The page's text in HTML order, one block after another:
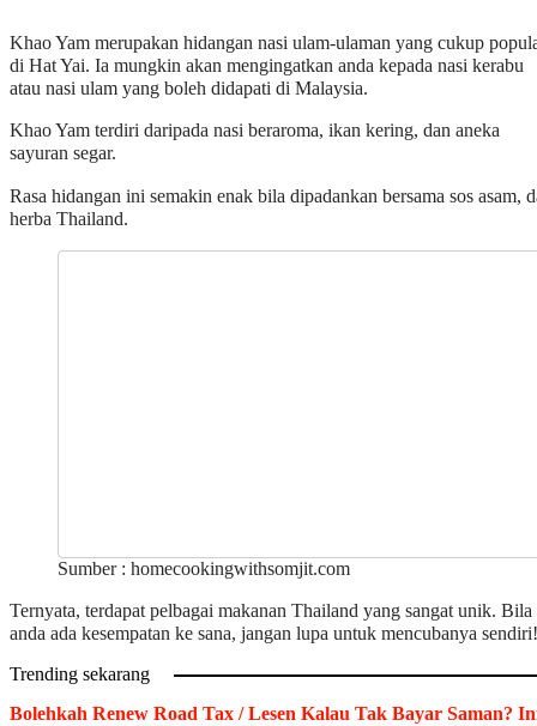
Khao Yam merupakan hidangan nasi ulam-ulaman yang cukup
di Hat Yai. Ia mungkin akan mengingatkan anda kepada nasi kerabu
atau nasi ulam yang boleh didapati di Malaysia.
Khao Yam terdiri daripada nasi beraroma, ikan kering, dan aneka
sayuran segar.
Rasa hidangan ini semakin enak bila dipadankan bersama sos asam,
herba Thailand.
Sumber : homecookingwithsomjit.com
Ternyata, terdapat pelbagai makanan Thailand yang sangat unik. Bila
anda ada kesempatan ke sana, jangan lupa untuk mencubanya sendiri!
Trending sekarang
Bolehkah Renew Road Tax / Lesen Kalau Tak Bayar Saman?